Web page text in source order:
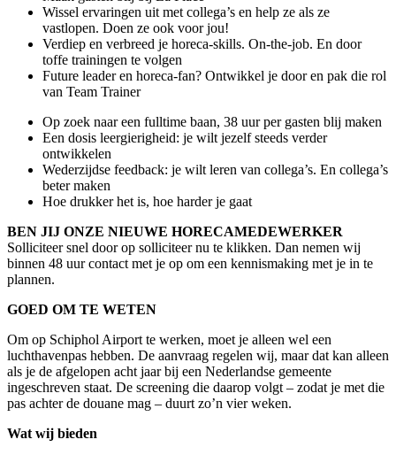
Wissel ervaringen uit met collega’s en help ze als ze
vastlopen. Doen ze ook voor jou!
Verdiep en verbreed je horeca-skills. On-the-job. En door
toffe trainingen te volgen
Future leader en horeca-fan? Ontwikkel je door en pak die rol
van Team Trainer
Op zoek naar een fulltime baan, 38 uur per gasten blij maken
Een dosis leergierigheid: je wilt jezelf steeds verder
ontwikkelen
Wederzijdse feedback: je wilt leren van collega’s. En collega’s
beter maken
Hoe drukker het is, hoe harder je gaat
BEN JIJ ONZE NIEUWE HORECAMEDEWERKER
Solliciteer snel door op solliciteer nu te klikken. Dan nemen wij
binnen 48 uur contact met je op om een kennismaking met je in te
plannen.
GOED OM TE WETEN
Om op Schiphol Airport te werken, moet je alleen wel een
luchthavenpas hebben. De aanvraag regelen wij, maar dat kan alleen
als je de afgelopen acht jaar bij een Nederlandse gemeente
ingeschreven staat. De screening die daarop volgt – zodat je met die
pas achter de douane mag – duurt zo’n vier weken.
Wat wij bieden